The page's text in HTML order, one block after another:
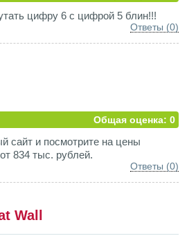
цифру 6 с цифрой 5 блин!!!
Ответы (0)
Общая оценка: 0
сайт и посмотрите на цены
834 тыс. рублей.
Ответы (0)
Wall